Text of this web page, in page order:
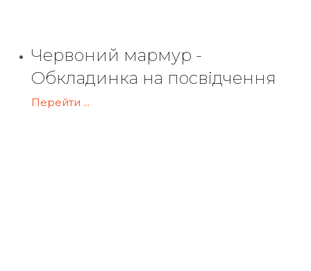
Червоний мармур -
Обкладинка на посвідчення
Перейти ...